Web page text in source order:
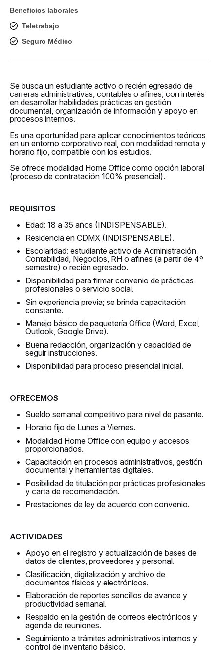
Beneficios laborales
Teletrabajo
Seguro Médico
Se busca un estudiante activo o recién egresado de
carreras administrativas, contables o afines, con interés
en desarrollar habilidades prácticas en gestión
documental, organización de información y apoyo en
procesos internos.
Es una oportunidad para aplicar conocimientos teóricos
en un entorno corporativo real, con modalidad remota y
horario fijo, compatible con los estudios.
Se ofrece modalidad Home Office como opción laboral
(proceso de contratación 100% presencial).
REQUISITOS
Edad: 18 a 35 años (INDISPENSABLE).
Residencia en CDMX (INDISPENSABLE).
Escolaridad: estudiante activo de Administración,
Contabilidad, Negocios, RH o afines (a partir de 4º
semestre) o recién egresado.
Disponibilidad para firmar convenio de prácticas
profesionales o servicio social.
Sin experiencia previa; se brinda capacitación
constante.
Manejo básico de paquetería Office (Word, Excel,
Outlook, Google Drive).
Buena redacción, organización y capacidad de
seguir instrucciones.
Disponibilidad para proceso presencial inicial.
OFRECEMOS
Sueldo semanal competitivo para nivel de pasante.
Horario fijo de Lunes a Viernes.
Modalidad Home Office con equipo y accesos
proporcionados.
Capacitación en procesos administrativos, gestión
documental y herramientas digitales.
Posibilidad de titulación por prácticas profesionales
y carta de recomendación.
Prestaciones de ley de acuerdo con convenio.
ACTIVIDADES
Apoyo en el registro y actualización de bases de
datos de clientes, proveedores y personal.
Clasificación, digitalización y archivo de
documentos físicos y electrónicos.
Elaboración de reportes sencillos de avance y
productividad semanal.
Respaldo en la gestión de correos electrónicos y
agenda de reuniones.
Seguimiento a trámites administrativos internos y
control de inventario básico.